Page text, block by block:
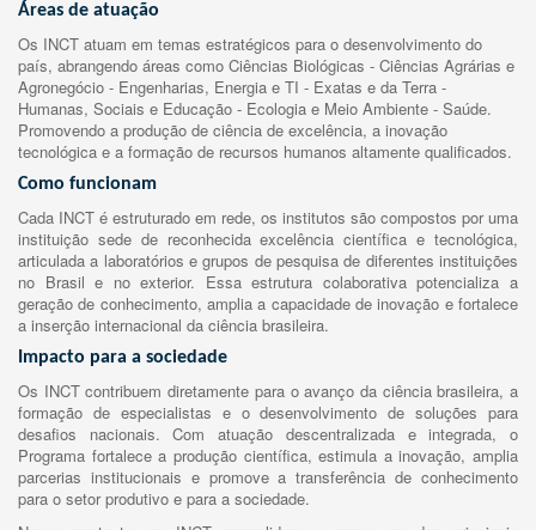
Áreas de atuação
Os INCT atuam em temas estratégicos para o desenvolvimento do
país, abrangendo áreas como Ciências Biológicas - Ciências Agrárias e
Agronegócio - Engenharias, Energia e TI - Exatas e da Terra -
Humanas, Sociais e Educação - Ecologia e Meio Ambiente - Saúde.
Promovendo a produção de ciência de excelência, a inovação
tecnológica e a formação de recursos humanos altamente qualificados.
Como funcionam
Cada INCT é estruturado em rede, os institutos são compostos por uma
instituição sede de reconhecida excelência científica e tecnológica,
articulada a laboratórios e grupos de pesquisa de diferentes instituições
no Brasil e no exterior. Essa estrutura colaborativa potencializa a
geração de conhecimento, amplia a capacidade de inovação e fortalece
a inserção internacional da ciência brasileira.
Impacto para a sociedade
Os INCT contribuem diretamente para o avanço da ciência brasileira, a
formação de especialistas e o desenvolvimento de soluções para
desafios nacionais. Com atuação descentralizada e integrada, o
Programa fortalece a produção científica, estimula a inovação, amplia
parcerias institucionais e promove a transferência de conhecimento
para o setor produtivo e para a sociedade.